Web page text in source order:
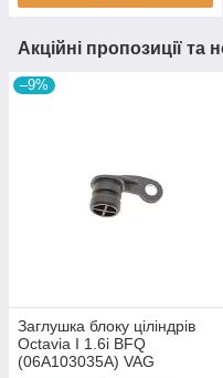
Акційні пропозиції та
–9%
Заглушка блоку ціліндрів
Octavia I 1.6i BFQ
(06A103035A) VAG